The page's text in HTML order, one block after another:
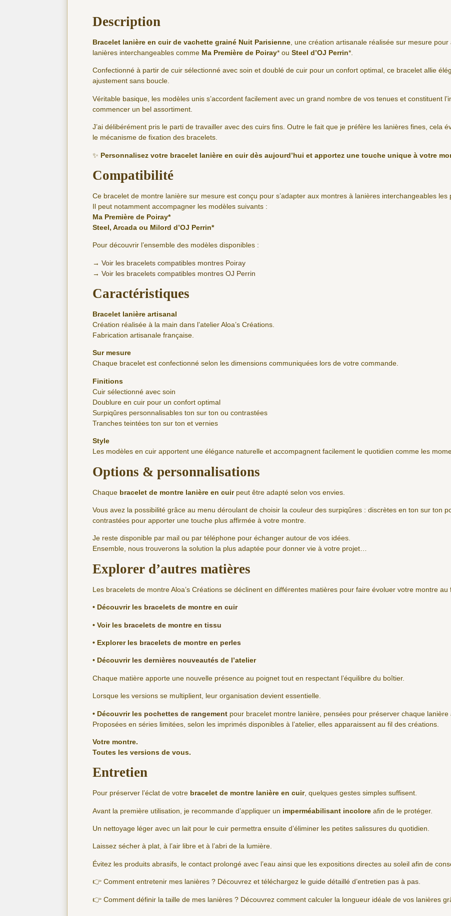
Description
Bracelet lanière en cuir de vachette grainé Nuit Parisienne , une création artisanale réalisée sur mesure
lanières interchangeables comme Ma Première de Poiray* ouSteel d’OJ Perrin*.
Confectionné à partir de cuir sélectionné avec soin et doublé de cuir pour un confort optimal, ce bracelet allie
ajustement sans boucle.
Véritable basique, les modèles unis s’accordent facilement avec un grand nombre de vos tenues et constituent
commencer un bel assortiment.
J’ai délibérément pris le parti de travailler avec des cuirs fins. Outre le fait que je préfère les lanières fines, cela
le mécanisme de fixation des bracelets.
✨ Personnalisez votre bracelet lanière en cuir dès aujourd’hui et apportez une touche unique à votre
Compatibilité
Ce bracelet de montre lanière sur mesure est conçu pour s’adapter aux montres à lanières interchangeables les
Il peut notamment accompagner les modèles suivants :
Ma Première de Poiray*
Steel, Arcada ou Milord d’OJ Perrin*
Pour découvrir l’ensemble des modèles disponibles :
→Voir les bracelets compatibles montres Poiray
→Voir les bracelets compatibles montres OJ Perrin
Caractéristiques
Bracelet lanière artisanal
Création réalisée à la main dans l’atelier Aloa’s Créations.
Fabrication artisanale française.
Sur mesure
Chaque bracelet est confectionné selon les dimensions communiquées lors de votre commande.
Finitions
Cuir sélectionné avec soin
Doublure en cuir pour un confort optimal
Surpiqûres personnalisables ton sur ton ou contrastées
Tranches teintées ton sur ton et vernies
Style
Les modèles en cuir apportent une élégance naturelle et accompagnent facilement le quotidien comme les
Options & personnalisations
Chaque bracelet de montre lanière en cuirpeut être adapté selon vos envies.
Vous avez la possibilité grâce au menu déroulant de choisir la couleur des surpiqûres : discrètes en ton sur ton
contrastées pour apporter une touche plus affirmée à votre montre.
Je reste disponible par mail ou par téléphone pour échanger autour de vos idées.
Ensemble, nous trouverons la solution la plus adaptée pour donner vie à votre projet…
Explorer d’autres matières
Les bracelets de montre Aloa’s Créations se déclinent en différentes matières pour faire évoluer votre montre au
• Découvrir les bracelets de montre en cuir
• Voir les bracelets de montre en tissu
• Explorer les bracelets de montre en perles
• Découvrir les dernières nouveautés de l’atelier
Chaque matière apporte une nouvelle présence au poignet tout en respectant l’équilibre du boîtier.
Lorsque les versions se multiplient, leur organisation devient essentielle.
• Découvrir les pochettes de rangement pour bracelet montre lanière, pensées pour préserver chaque lanière
Proposées en séries limitées, selon les imprimés disponibles à l’atelier, elles apparaissent au fil des créations.
Votre montre.
Toutes les versions de vous.
Entretien
Pour préserver l’éclat de votre bracelet de montre lanière en cuir, quelques gestes simples suffisent.
Avant la première utilisation, je recommande d’appliquer un imperméabilisant incolore afin de le protéger.
Un nettoyage léger avec un lait pour le cuir permettra ensuite d’éliminer les petites salissures du quotidien.
Laissez sécher à plat, à l’air libre et à l’abri de la lumière.
Évitez les produits abrasifs, le contact prolongé avec l’eau ainsi que les expositions directes au soleil afin de
👉 Comment entretenir mes lanières ? Découvrez et téléchargez le guide détaillé d’entretien pas à pas.
👉 Comment définir la taille de mes lanières ? Découvrez comment calculer la longueur idéale de vos lanières